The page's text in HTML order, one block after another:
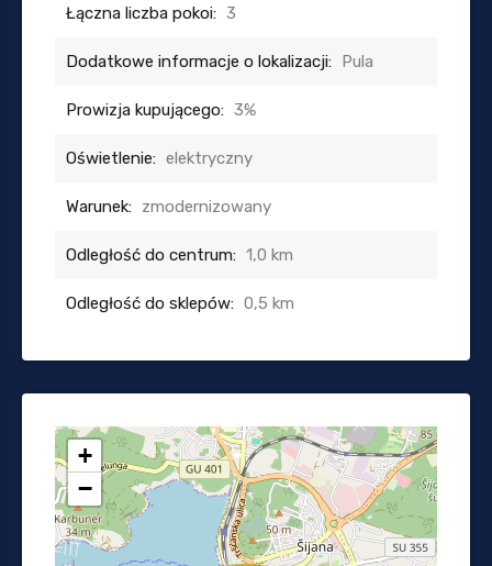
Łączna liczba pokoi: 3
Dodatkowe informacje o lokalizacji: Pula
Prowizja kupującego: 3%
Oświetlenie: elektryczny
Warunek: zmodernizowany
Odległość do centrum: 1,0 km
Odległość do sklepów: 0,5 km
+
−